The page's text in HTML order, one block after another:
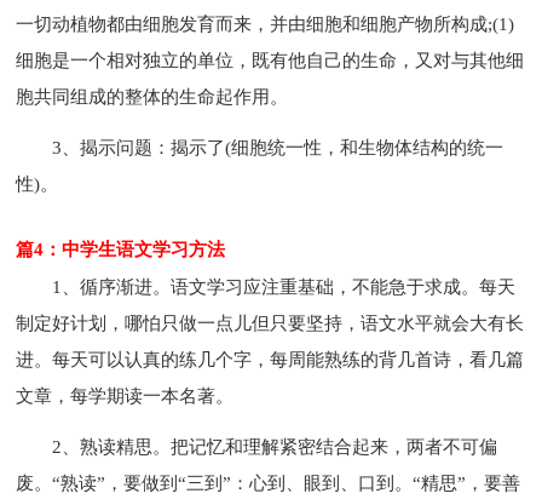
一切动植物都由细胞发育而来，并由细胞和细胞产物所构成;(1)
细胞是一个相对独立的单位，既有他自己的生命，又对与其他细
胞共同组成的整体的生命起作用。
3、揭示问题：揭示了(细胞统一性，和生物体结构的统一
性)。
篇4：中学生语文学习方法
1、循序渐进。语文学习应注重基础，不能急于求成。每天
制定好计划，哪怕只做一点儿但只要坚持，语文水平就会大有长
进。每天可以认真的练几个字，每周能熟练的背几首诗，看几篇
文章，每学期读一本名著。
2、熟读精思。把记忆和理解紧密结合起来，两者不可偏
废。“熟读”，要做到“三到”：心到、眼到、口到。“精思”，要善